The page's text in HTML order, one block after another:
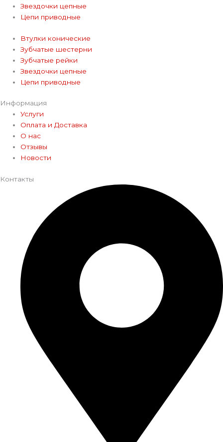
Звездочки цепные
Цепи приводные
Втулки конические
Зубчатые шестерни
Зубчатые рейки
Звездочки цепные
Цепи приводные
Информация
Услуги
Оплата и Доставка
О нас
Отзывы
Новости
Контакты